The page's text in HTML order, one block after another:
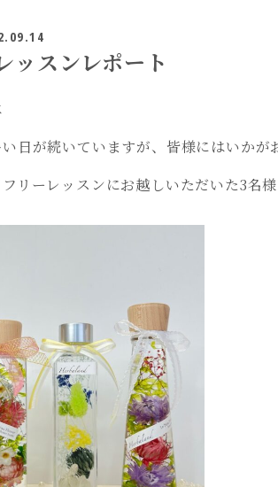
ッスンレポート
日が続いていますが、皆様にはいかが
リーレッスンにお越しいただいた3名様